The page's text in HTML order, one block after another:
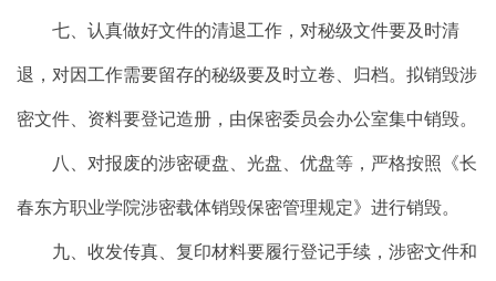
七、认真做好文件的清退工作，对秘级文件要及时清
退，对因工作需要留存的秘级要及时立卷、归档。拟销毁涉
密文件、资料要登记造册，由保密委员会办公室集中销毁。
八、对报废的涉密硬盘、光盘、优盘等，严格按照《长
春东方职业学院涉密载体销毁保密管理规定》进行销毁。
九、收发传真、复印材料要履行登记手续，涉密文件和